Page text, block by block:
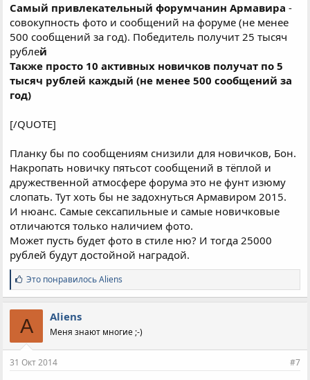
Самый привлекательный форумчанин Армавира -
совокупность фото и сообщений на форуме (не менее
500 сообщений за год). Победитель получит 25 тысяч
рублей
Также просто 10 активных новичков получат по 5
тысяч рублей каждый (не менее 500 сообщений за
год)
[/QUOTE]
Планку бы по сообщениям снизили для новичков, Бон.
Накропать новичку пятьсот сообщений в тёплой и
дружественной атмосфере форума это не фунт изюму
слопать. Тут хоть бы не задохнуться Армавиром 2015.
И нюанс. Самые сексапильные и самые новичковые
отличаются только наличием фото.
Может пусть будет фото в стиле ню? И тогда 25000
рублей будут достойной наградой.
С
и
м
п
а
т
и
:
Это понравилосьAliens
A Aliens
Меня знают многие ;-)
31 Окт 2014 #7